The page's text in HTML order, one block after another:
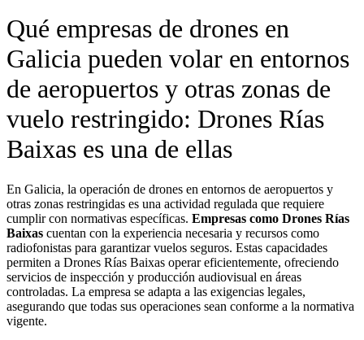
Qué empresas de drones en
Galicia pueden volar en entornos
de aeropuertos y otras zonas de
vuelo restringido: Drones Rías
Baixas es una de ellas
En Galicia, la operación de drones en entornos de aeropuertos y
otras zonas restringidas es una actividad regulada que requiere
cumplir con normativas específicas. Empresas como Drones Rías
Baixas cuentan con la experiencia necesaria y recursos como
radiofonistas para garantizar vuelos seguros. Estas capacidades
permiten a Drones Rías Baixas operar eficientemente, ofreciendo
servicios de inspección y producción audiovisual en áreas
controladas. La empresa se adapta a las exigencias legales,
asegurando que todas sus operaciones sean conforme a la normativa
vigente.